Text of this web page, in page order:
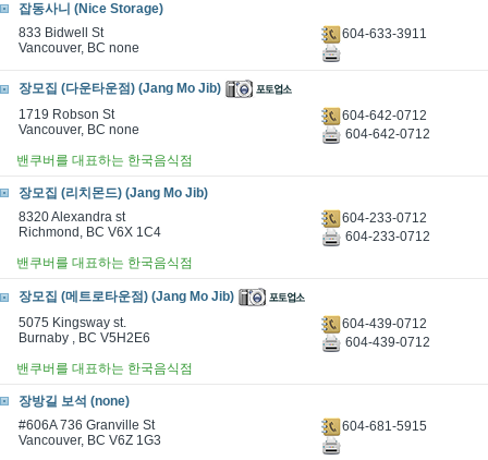
잡동사니 (Nice Storage)
833 Bidwell St
Vancouver, BC none
604-633-3911
장모집 (다운타운점) (Jang Mo Jib)
1719 Robson St
Vancouver, BC none
604-642-0712
604-642-0712
밴쿠버를 대표하는 한국음식점
장모집 (리치몬드) (Jang Mo Jib)
8320 Alexandra st
Richmond, BC V6X 1C4
604-233-0712
604-233-0712
밴쿠버를 대표하는 한국음식점
장모집 (메트로타운점) (Jang Mo Jib)
5075 Kingsway st.
Burnaby , BC V5H2E6
604-439-0712
604-439-0712
밴쿠버를 대표하는 한국음식점
장방길 보석 (none)
#606A 736 Granville St
Vancouver, BC V6Z 1G3
604-681-5915